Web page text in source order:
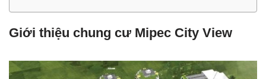
Giới thiệu chung cư Mipec City View